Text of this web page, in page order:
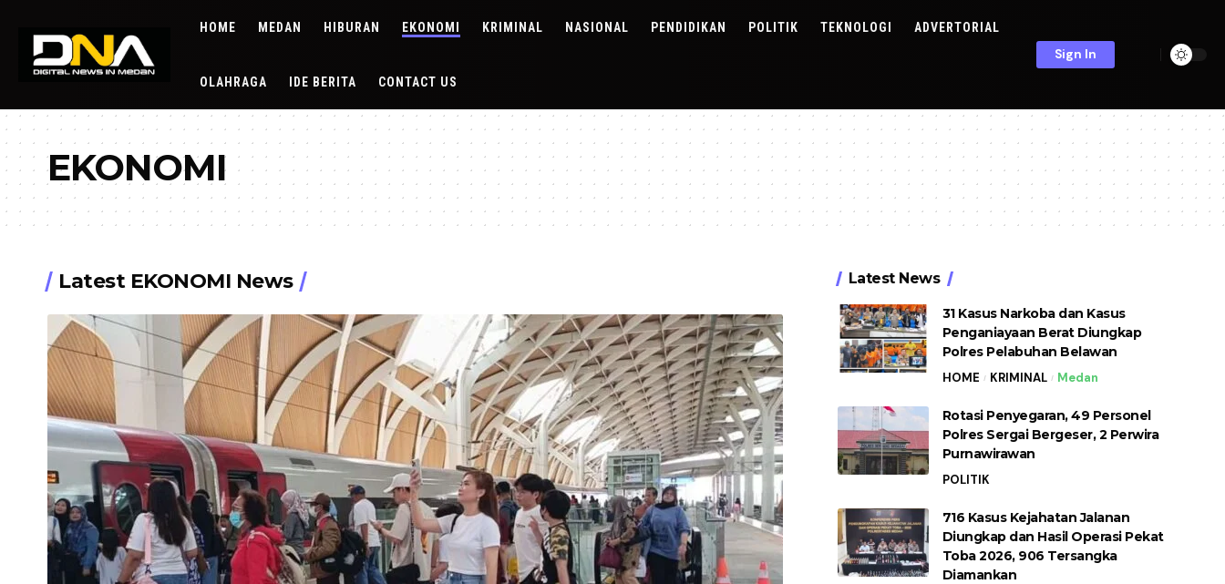
HOME MEDAN HIBURAN EKONOMI KRIMINAL NASIONAL PENDIDIKAN POLITIK TEKNOLOGI ADVERTORIAL
OLAHRAGA IDE BERITA CONTACT US
Sign In
EKONOMI
Latest EKONOMI News Latest News
31 Kasus Narkoba dan Kasus
Penganiayaan Berat Diungkap
Polres Pelabuhan Belawan
HOME KRIMINAL Medan
Rotasi Penyegaran, 49 Personel
Polres Sergai Bergeser, 2 Perwira
Purnawirawan
POLITIK
716 Kasus Kejahatan Jalanan
Diungkap dan Hasil Operasi Pekat
Toba 2026, 906 Tersangka
Diamankan